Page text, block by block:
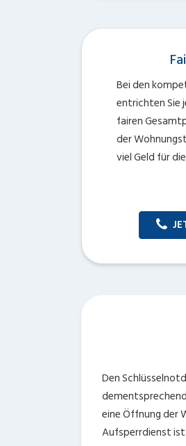
Bei den
entrichten Sie
fairen
der
viel Geld für
Den
eine Öffnung der
Aufsperrdienst ist